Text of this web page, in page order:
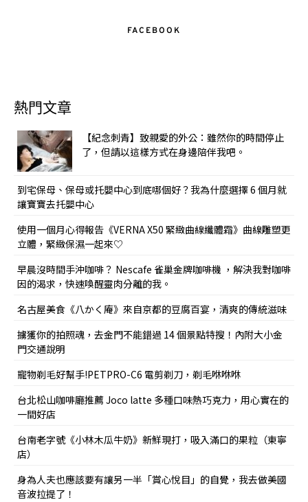
FACEBOOK
熱門文章
【紀念刺青】致親愛的外公：雖然你的時間停止
了，但請以這樣方式在身邊陪伴我吧。
到宅保母、保母或托嬰中心到底哪個好？我為什麼選擇 6 個月就
讓寶寶去托嬰中心
使用一個月心得報告《VERNA X50 緊緻曲線纖體霜》曲線雕塑更
立體，緊緻保濕一起來♡
早晨沒時間手沖咖啡？ Nescafe 雀巢金牌咖啡機 ，解決我對咖啡
因的渴求，快速喚醒靈肉分離的我。
名古屋美食《八かく庵》來自京都的豆腐百宴，清爽的傳統滋味
擄獲你的拍照魂，去金門不能錯過 14 個景點特搜！內附大小金
門交通說明
寵物剃毛好幫手!PETPRO-C6 電剪剃刀，剃毛咻咻咻
台北松山咖啡廳推薦 Joco latte 多種口味熱巧克力，用心實在的
一間好店
台南老字號《小林木瓜牛奶》新鮮現打，吸入滿口的果粒（東寧
店）
身為人夫也應該要有讓另一半「賞心悅目」的自覺，我去做美國
音波拉提了！